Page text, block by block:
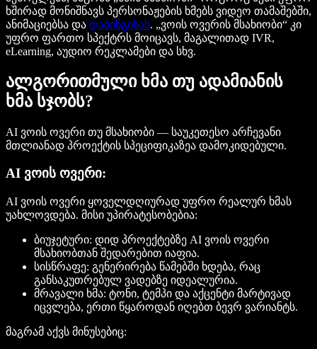
ხშირად მონიშნავს პერსონაჟების ხმებს ვიდეო თამაშებში,
ანიმაციებსა და დაბინგისას. „ვოის ოვერის მსახიობი“ კი
უფრო ფართო სპექტრს მოიცავს, მაგალითად IVR,
eLearning, აუდიო რეკლამები და სხვ.
ალგორითმული ხმა თუ ადამიანის
ხმა სჯობს?
AI ვოის ოვერი თუ მსახიობი — საუკეთესო არჩევანი
მთლიანად პროექტის სპეციფიკაზეა დამოკიდებული.
AI ვოის ოვერი:
AI ვოის ოვერი ყოველდღიურად უფრო რეალურ ხმას
უახლოვდება. მისი უპირატესობებია:
ბიუჯეტური: დიდ პროექტებზე AI ვოის ოვერი
მსახიობთან შედარებით იაფია.
სისწრაფე: გენერირება წამებში ხდება, რაც
განსაკუთრებულ ვადებზე იდეალურია.
მრავალი ხმა: ტონი, ტემპი და აქცენტი მარტივად
იცვლება, ერთი წყაროდან იღებთ ბევრ ვარიანტს.
მაგრამ აქვს მინუსებიც: